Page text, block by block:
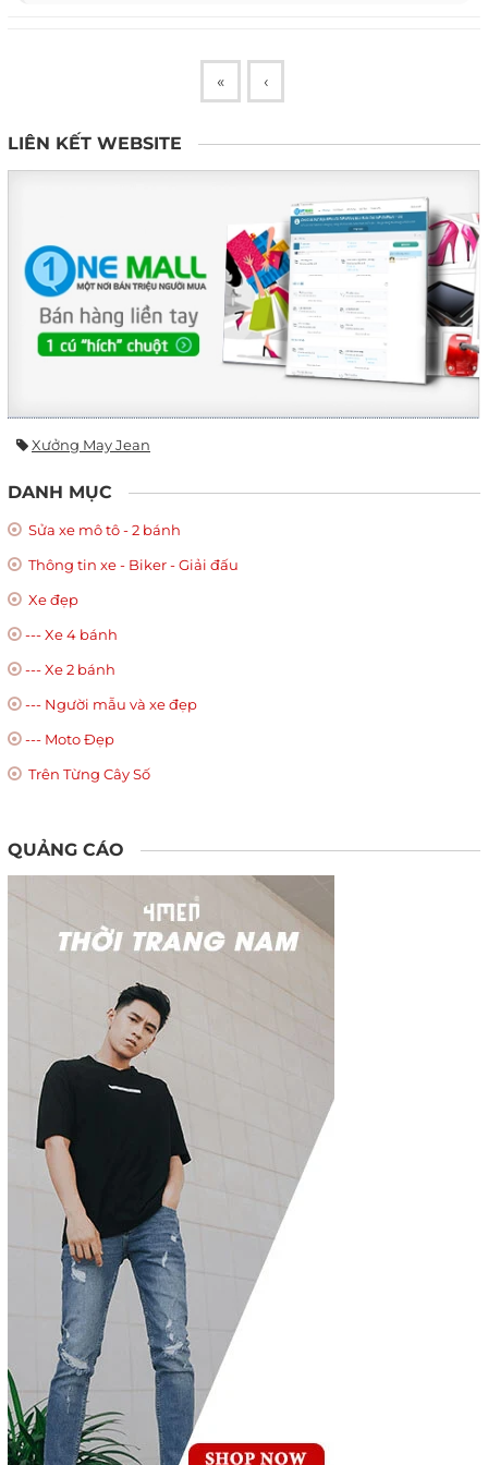
« ‹
LIÊN KẾT WEBSITE
Xưởng May Jean
DANH MỤC
Sửa xe mô tô - 2 bánh
Thông tin xe - Biker - Giải đấu
Xe đẹp
--- Xe 4 bánh
--- Xe 2 bánh
--- Người mẫu và xe đẹp
--- Moto Đẹp
Trên Từng Cây Số
QUẢNG CÁO